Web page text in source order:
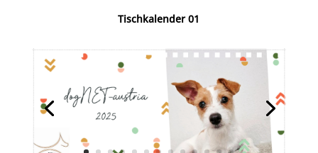
Tischkalender 01